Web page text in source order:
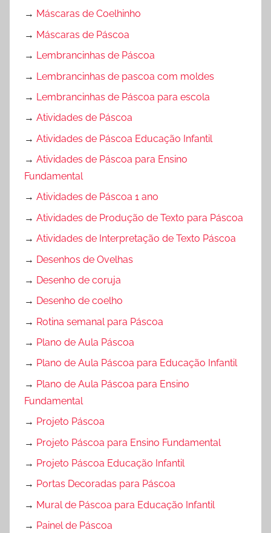
→ Máscaras de Coelhinho
→ Máscaras de Páscoa
→ Lembrancinhas de Páscoa
→ Lembrancinhas de pascoa com moldes
→ Lembrancinhas de Páscoa para escola
→ Atividades de Páscoa
→ Atividades de Páscoa Educação Infantil
→ Atividades de Páscoa para Ensino
Fundamental
→ Atividades de Páscoa 1 ano
→ Atividades de Produção de Texto para Páscoa
→ Atividades de Interpretação de Texto Páscoa
→ Desenhos de Ovelhas
→ Desenho de coruja
→ Desenho de coelho
→ Rotina semanal para Páscoa
→ Plano de Aula Páscoa
→ Plano de Aula Páscoa para Educação Infantil
→ Plano de Aula Páscoa para Ensino
Fundamental
→ Projeto Páscoa
→ Projeto Páscoa para Ensino Fundamental
→ Projeto Páscoa Educação Infantil
→ Portas Decoradas para Páscoa
→ Mural de Páscoa para Educação Infantil
→ Painel de Páscoa